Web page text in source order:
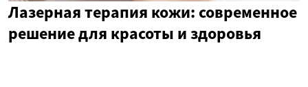
Лазерная терапия кожи: современное
решение для красоты и здоровья